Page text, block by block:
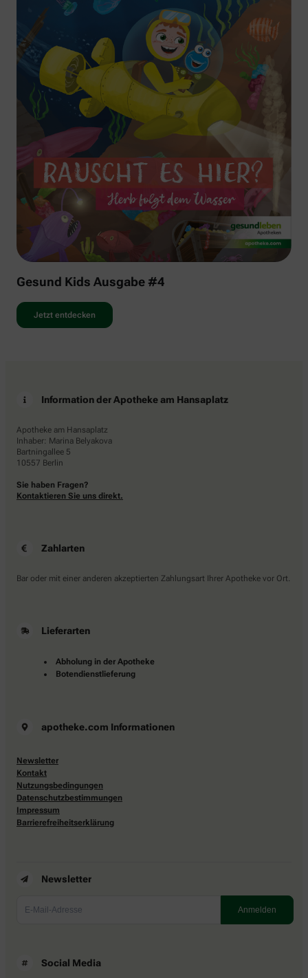
Gesund Kids Ausgabe #4
Jetzt entdecken
Information der Apotheke am Hansaplatz
Apotheke am Hansaplatz
Inhaber: Marina Belyakova
Bartningallee 5
10557 Berlin
Sie haben Fragen?
Kontaktieren Sie uns direkt.
Zahlarten
Bar oder mit einer anderen akzeptierten Zahlungsart Ihrer Apotheke vor Ort.
Lieferarten
Abholung in der Apotheke
Botendienstlieferung
apotheke.com Informationen
Newsletter
Kontakt
Nutzungsbedingungen
Datenschutzbestimmungen
Impressum
Barrierefreiheitserklärung
Newsletter
Social Media